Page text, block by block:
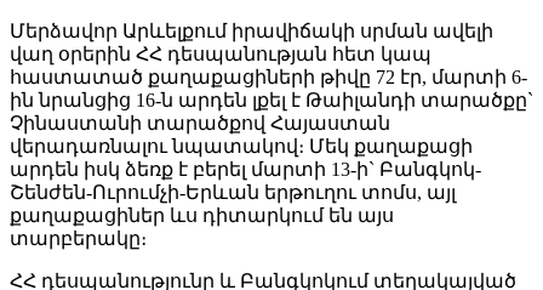
Մերձավոր Արևելքում իրավիճակի սրման ավելի
վաղ օրերին ՀՀ դեսպանության հետ կապ
հաստատած քաղաքացիների թիվը 72 էր, մարտի 6-
ին նրանցից 16-ն արդեն լքել է Թաիլանդի տարածքը`
Չինաստանի տարածքով Հայաստան
վերադառնալու նպատակով։ Մեկ քաղաքացի
արդեն իսկ ձեռք է բերել մարտի 13-ի` Բանգկոկ-
Շենժեն-Ուրումչի-Երևան երթուղու տոմս, այլ
քաղաքացիներ ևս դիտարկում են այս
տարբերակը։
ՀՀ դեսպանությունը և Բանգկոկում տեղակայված